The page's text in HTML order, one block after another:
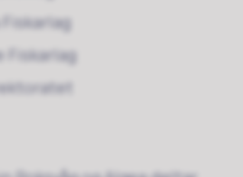
Fiskarlag